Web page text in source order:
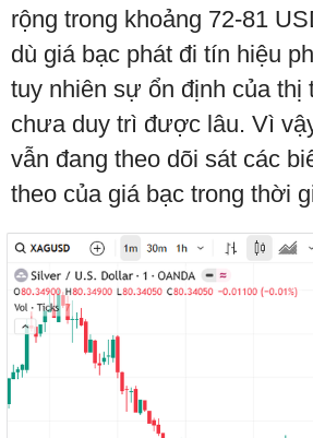
rộng trong khoảng 72-81
dù giá bạc phát đi tín hiệu
tuy nhiên sự ổn định của thị
chưa duy trì được lâu. Vì
vẫn đang theo dõi sát các
theo của giá bạc trong thời